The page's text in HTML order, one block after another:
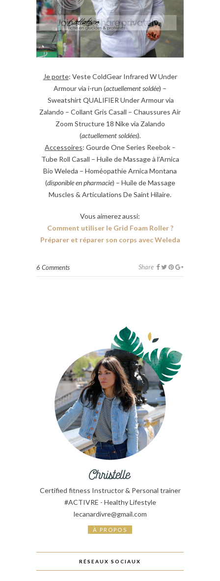
Je porte: Veste ColdGear Infrared W Under
Armour via i-run (actuellement soldée) –
Sweatshirt QUALIFIER Under Armour via
Zalando – Collant Gris Casall – Chaussures Air
Zoom Structure 18 Nike via Zalando
(actuellement soldées).
Accessoires: Gourde One Series Reebok –
Tube Roll Casall – Huile de Massage à l’Arnica
Bio Weleda – Homéopathie Arnica Montana
(disponible en pharmacie) – Huile de Massage
Muscles & Articulations De Saint Hilaire.
Vous aimerez aussi:
Comment utiliser le Grid Foam Roller ?
Préparer et réparer son corps avec Weleda
6 Comments Share
Certified fitness Instructor & Personal trainer
#ACTIVRE - Healthy Lifestyle
lecanardivre@gmail.com
À PROPOS
RÉSEAUX SOCIAUX